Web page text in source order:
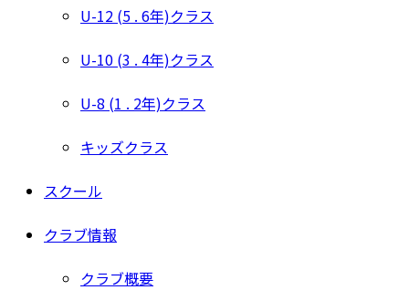
U-12 (5 . 6年)クラス
U-10 (3 . 4年)クラス
U-8 (1 . 2年)クラス
キッズクラス
スクール
クラブ情報
クラブ概要